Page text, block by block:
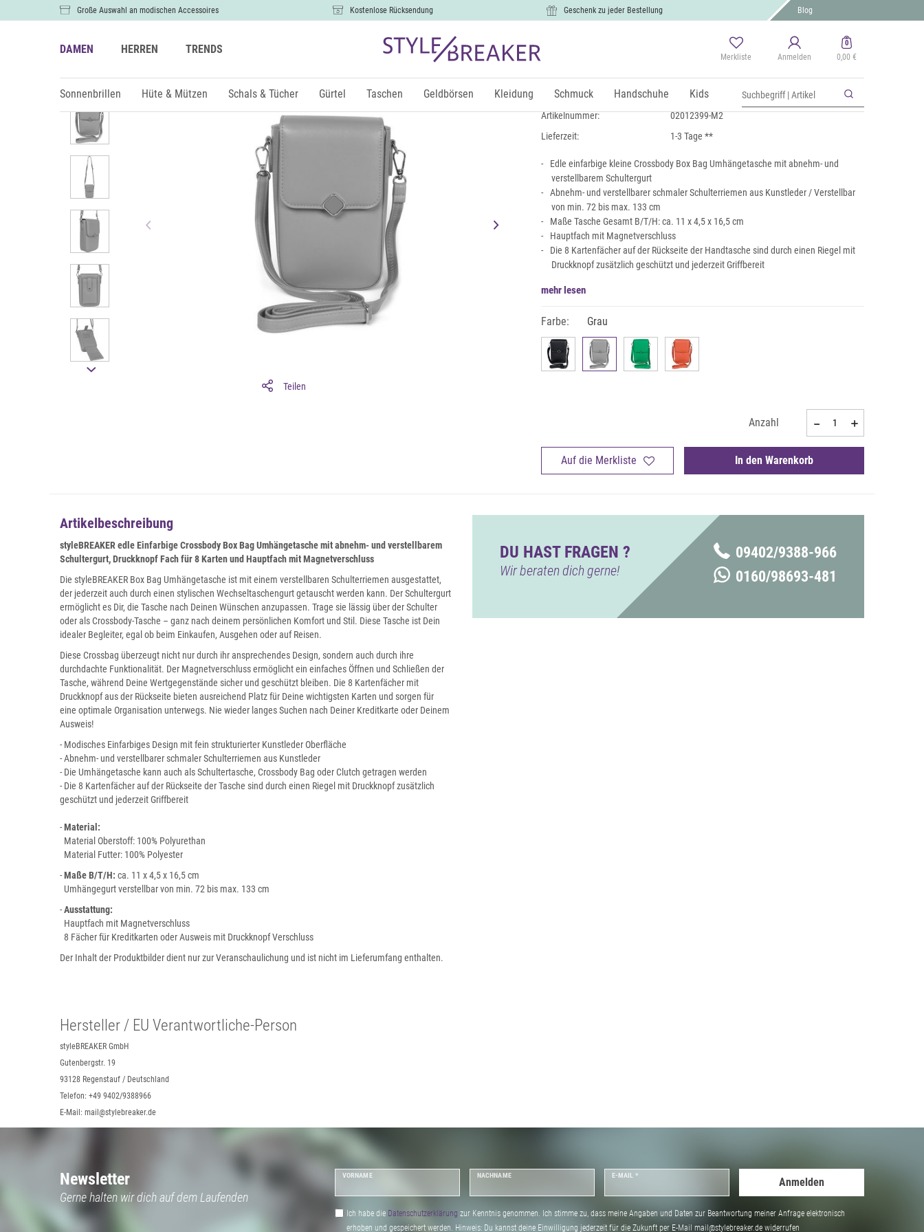
Große Auswahl an modischen Accessoires Kostenlose Rücksendung Geschenk zu jeder Bestellung Blog
DAMEN HERREN TRENDS
Merkliste Anmelden
0
0,00 €
Sonnenbrillen Hüte & Mützen Schals & Tücher Gürtel Taschen Geldbörsen Kleidung Schmuck Handschuhe Kids
Teilen
Box Bag Umhängetasche Uni
19,99 €
inkl. MwSt., zzgl.Versand
Artikelnummer:
02012399-M2
Lieferzeit:
1-3 Tage **
Edle einfarbige kleine Crossbody Box Bag Umhängetasche mit abnehm- und
verstellbarem Schultergurt
Abnehm- und verstellbarer schmaler Schulterriemen aus Kunstleder / Verstellbar
von min. 72 bis max. 133 cm
Maße Tasche Gesamt B/T/H: ca. 11 x 4,5 x 16,5 cm
Hauptfach mit Magnetverschluss
Die 8 Kartenfächer auf der Rückseite der Handtasche sind durch einen Riegel mit
Druckknopf zusätzlich geschützt und jederzeit Griffbereit
mehr lesen
Farbe: Grau
Anzahl
Auf die Merkliste In den Warenkorb
Artikelbeschreibung
styleBREAKER edle Einfarbige Crossbody Box Bag Umhängetasche mit abnehm- und verstellbarem
Schultergurt, Druckknopf Fach für 8 Karten und Hauptfach mit Magnetverschluss
Die styleBREAKER Box Bag Umhängetasche ist mit einem verstellbaren Schulterriemen ausgestattet,
der jederzeit auch durch einen stylischen Wechseltaschengurt getauscht werden kann. Der Schultergurt
ermöglicht es Dir, die Tasche nach Deinen Wünschen anzupassen. Trage sie lässig über der Schulter
oder als Crossbody-Tasche – ganz nach deinem persönlichen Komfort und Stil. Diese Tasche ist Dein
idealer Begleiter, egal ob beim Einkaufen, Ausgehen oder auf Reisen.
Diese Crossbag überzeugt nicht nur durch ihr ansprechendes Design, sondern auch durch ihre
durchdachte Funktionalität. Der Magnetverschluss ermöglicht ein einfaches Öffnen und Schließen der
Tasche, während Deine Wertgegenstände sicher und geschützt bleiben. Die 8 Kartenfächer mit
Druckknopf aus der Rückseite bieten ausreichend Platz für Deine wichtigsten Karten und sorgen für
eine optimale Organisation unterwegs. Nie wieder langes Suchen nach Deiner Kreditkarte oder Deinem
Ausweis!
- Modisches Einfarbiges Design mit fein strukturierter Kunstleder Oberfläche
- Abnehm- und verstellbarer schmaler Schulterriemen aus Kunstleder
- Die Umhängetasche kann auch als Schultertasche, Crossbody Bag oder Clutch getragen werden
- Die 8 Kartenfächer auf der Rückseite der Tasche sind durch einen Riegel mit Druckknopf zusätzlich
geschützt und jederzeit Griffbereit
-Material:
Material Oberstoff: 100% Polyurethan
Material Futter: 100% Polyester
-MaßeB/T/H: ca. 11 x 4,5 x 16,5 cm
Umhängegurt verstellbar von min. 72 bis max. 133 cm
-Ausstattung:
Hauptfach mit Magnetverschluss
8 Fächer für Kreditkarten oder Ausweis mit Druckknopf Verschluss
Der Inhalt der Produktbilder dient nur zur Veranschaulichung und ist nicht im Lieferumfang enthalten.
DU HAST FRAGEN ?
Wir beraten dich gerne!
09402/9388-966
0160/98693-481
Hersteller / EU Verantwortliche-Person
styleBREAKER GmbH
Gutenbergstr. 19
93128 Regenstauf / Deutschland
Telefon: +49 9402/9388966
E-Mail: mail@stylebreaker.de
Newsletter
Gerne halten wir dich auf dem Laufenden
VORNAME NACHNAME E-MAIL *
Anmelden
Ich habe die Daten­schutz­erklärung zur Kenntnis genommen. Ich stimme zu, dass meine Angaben und Daten zur Beantwortung meiner Anfrage elektronisch
erhoben und gespeichert werden. Hinweis: Du kannst deine Einwilligung jederzeit für die Zukunft per E-Mail mail@stylebreaker.de widerrufen